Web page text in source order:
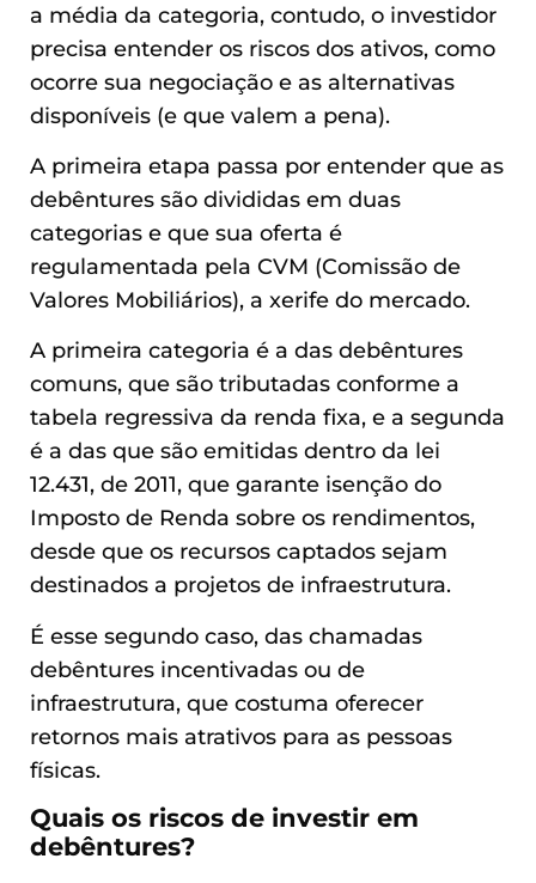
a média da categoria, contudo, o investidor
precisa entender os riscos dos ativos, como
ocorre sua negociação e as alternativas
disponíveis (e que valem a pena).
A primeira etapa passa por entender que as
debêntures são divididas em duas
categorias e que sua oferta é
regulamentada pela CVM (Comissão de
Valores Mobiliários), a xerife do mercado.
A primeira categoria é a das debêntures
comuns, que são tributadas conforme a
tabela regressiva da renda fixa, e a segunda
é a das que são emitidas dentro da lei
12.431, de 2011, que garante isenção do
Imposto de Renda sobre os rendimentos,
desde que os recursos captados sejam
destinados a projetos de infraestrutura.
É esse segundo caso, das chamadas
debêntures incentivadas ou de
infraestrutura, que costuma oferecer
retornos mais atrativos para as pessoas
físicas.
Quais os riscos de investir em
debêntures?